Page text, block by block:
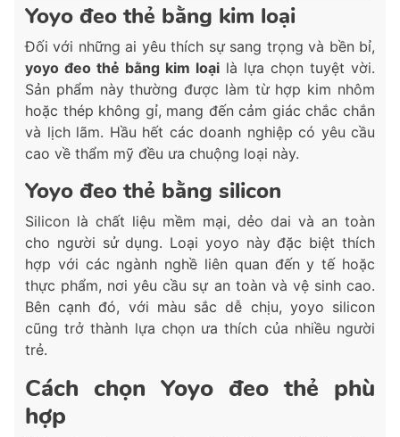
Yoyo đeo thẻ bằng kim loại
Đối với những ai yêu thích sự sang trọng và bền bỉ,
yoyo đeo thẻ bằng kim loại là lựa chọn tuyệt vời.
Sản phẩm này thường được làm từ hợp kim nhôm
hoặc thép không gỉ, mang đến cảm giác chắc chắn
và lịch lãm. Hầu hết các doanh nghiệp có yêu cầu
cao về thẩm mỹ đều ưa chuộng loại này.
Yoyo đeo thẻ bằng silicon
Silicon là chất liệu mềm mại, dẻo dai và an toàn
cho người sử dụng. Loại yoyo này đặc biệt thích
hợp với các ngành nghề liên quan đến y tế hoặc
thực phẩm, nơi yêu cầu sự an toàn và vệ sinh cao.
Bên cạnh đó, với màu sắc dễ chịu, yoyo silicon
cũng trở thành lựa chọn ưa thích của nhiều người
trẻ.
Cách chọn Yoyo đeo thẻ phù
hợp